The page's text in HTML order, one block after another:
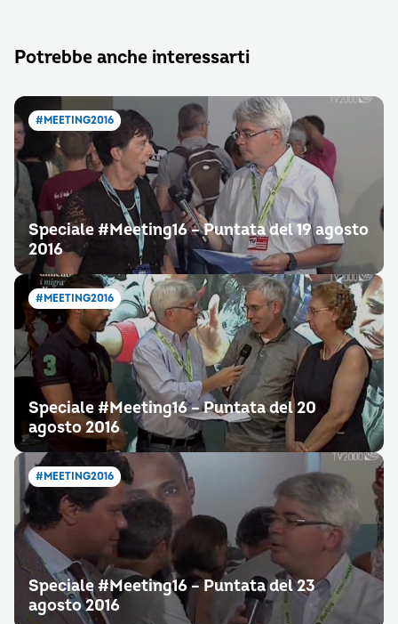
Potrebbe anche interessarti
#MEETING2016
Speciale #Meeting16 – Puntata del 19 agosto
2016
#MEETING2016
Speciale #Meeting16 – Puntata del 20
agosto 2016
#MEETING2016
Speciale #Meeting16 – Puntata del 23
agosto 2016